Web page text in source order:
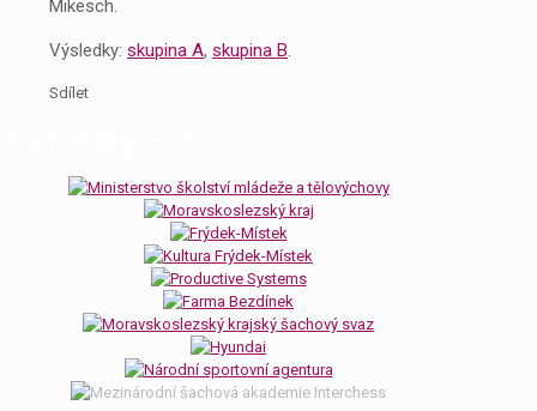
Mikesch.
Výsledky: skupina A, skupina B.
Sdílet